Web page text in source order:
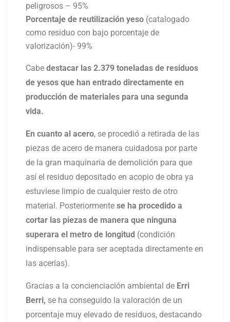
peligrosos – 95%
Porcentaje de reutilización yeso (catalogado
como residuo con bajo porcentaje de
valorización)- 99%
Cabe destacar las 2.379 toneladas de residuos
de yesos que han entrado directamente en
producción de materiales para una segunda
vida.
En cuanto al acero, se procedió a retirada de las
piezas de acero de manera cuidadosa por parte
de la gran maquinaria de demolición para que
así el residuo depositado en acopio de obra ya
estuviese limpio de cualquier resto de otro
material. Posteriormente se ha procedido a
cortar las piezas de manera que ninguna
superara el metro de longitud (condición
indispensable para ser aceptada directamente en
las acerías).
Gracias a la concienciación ambiental de Erri
Berri, se ha conseguido la valoración de un
porcentaje muy elevado de residuos, destacando